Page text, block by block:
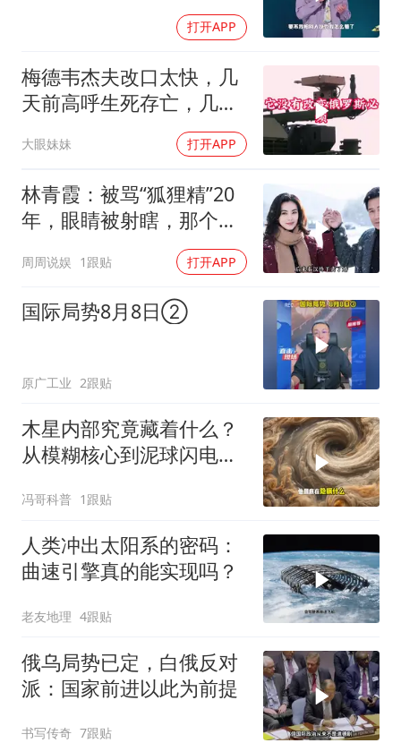
打开APP
梅德韦杰夫改口太快，几
天前高呼生死存亡，几天
大眼妹妹 打开APP
林青霞：被骂“狐狸精”20
年，眼睛被射瞎，那个男
人只问了一句“谁来出机票
钱？”
周周说娱 1跟贴 打开APP
国际局势8月8日②
原广工业 2跟贴
木星内部究竟藏着什么？
从模糊核心到泥球闪电，
冯哥科普 1跟贴
人类冲出太阳系的密码：
曲速引擎真的能实现吗？
老友地理 4跟贴
俄乌局势已定，白俄反对
派：国家前进以此为前提
书写传奇 7跟贴